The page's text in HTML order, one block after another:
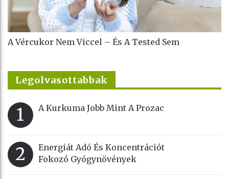
A Vércukor Nem Viccel – És A Tested Sem
Legolvasottabbak
1 A Kurkuma Jobb Mint A Prozac
2
Energiát Adó És Koncentrációt
Fokozó Gyógynövények